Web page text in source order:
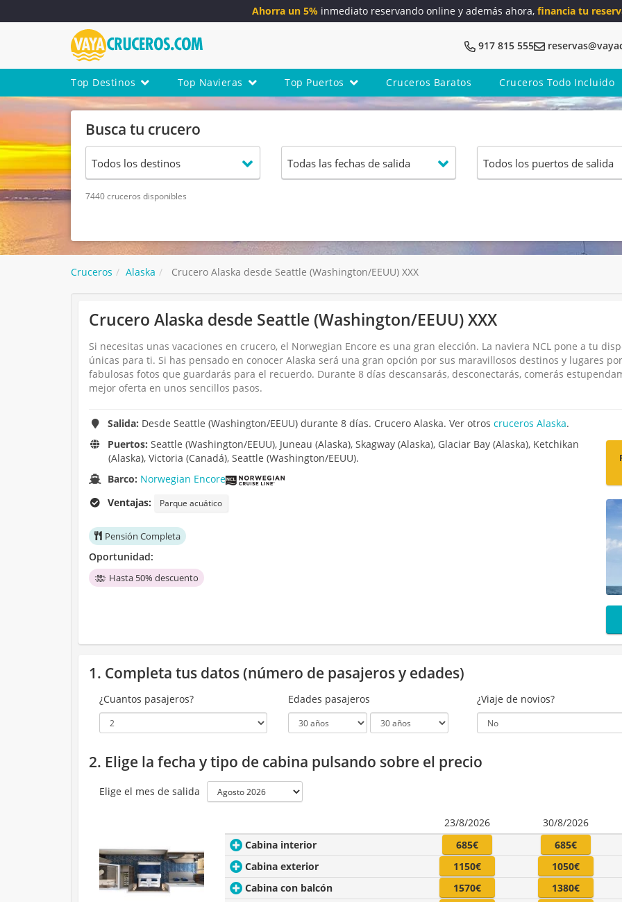
Ahorra un 5%inmediato reservando online y además ahora, financia tu
917 815 555
Top Destinos Top Navieras Top Puertos Cruceros Baratos Cruceros Todo Incluido
Busca tu crucero
7440 cruceros disponibles
Cruceros Alaska Crucero Alaska desde Seattle (Washington/EEUU) XXX
Crucero Alaska desde Seattle (Washington/EEUU) XXX
Si necesitas unas vacaciones en crucero, el Norwegian Encore es una gran elección. La naviera NCL pone a tu
únicas para ti. Si has pensado en conocer Alaska será una gran opción por sus maravillosos destinos y lugares
fabulosas fotos que guardarás para el recuerdo. Durante 8 días descansarás, desconectarás, comerás
mejor oferta en unos sencillos pasos.
Salida: Desde Seattle (Washington/EEUU) durante 8 días. Crucero Alaska. Ver otroscruceros Alaska.
Puertos: Seattle (Washington/EEUU), Juneau (Alaska), Skagway (Alaska), Glaciar Bay (Alaska), Ketchikan
(Alaska), Victoria (Canadá), Seattle (Washington/EEUU).
Barco: Norwegian Encore
Ventajas:
Parque acuático
Pensión Completa
Oportunidad:
Hasta 50% descuento
1. Completa tus datos (número de pasajeros y edades)
¿Cuantos pasajeros? Edades pasajeros ¿Viaje de novios?
2. Elige la fecha y tipo de cabina pulsando sobre el precio
Elige el mes de salida
23/8/2026 30/8/2026
Cabina interior
685€ 685€
Cabina exterior
1150€ 1050€
Cabina con balcón
1570€ 1380€